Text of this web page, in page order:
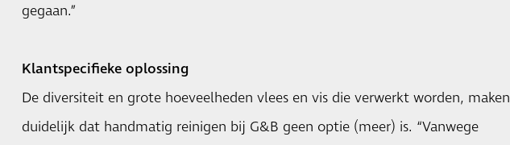
gegaan.”
Klantspecifieke oplossing
De diversiteit en grote hoeveelheden vlees en vis die verwerkt worden, maken
duidelijk dat handmatig reinigen bij G&B geen optie (meer) is. “Vanwege